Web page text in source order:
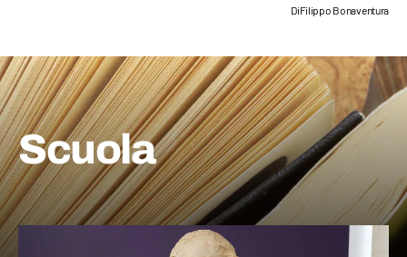
DiFilippo Bonaventura
Scuola